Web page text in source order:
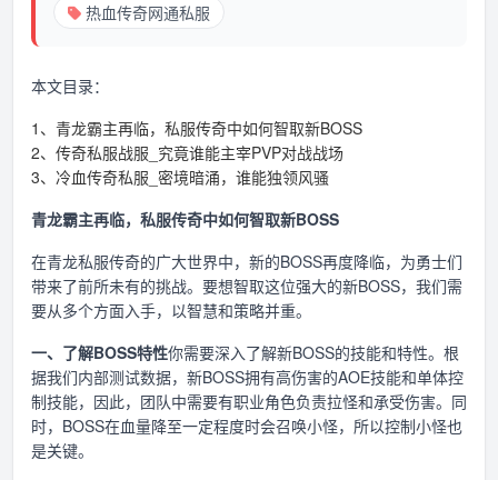
热血传奇网通私服
本文目录：
1、青龙霸主再临，私服传奇中如何智取新BOSS
2、传奇私服战服_究竟谁能主宰PVP对战战场
3、冷血传奇私服_密境暗涌，谁能独领风骚
青龙霸主再临，私服传奇中如何智取新BOSS
在青龙私服传奇的广大世界中，新的BOSS再度降临，为勇士们
带来了前所未有的挑战。要想智取这位强大的新BOSS，我们需
要从多个方面入手，以智慧和策略并重。
一、了解BOSS特性你需要深入了解新BOSS的技能和特性。根
据我们内部测试数据，新BOSS拥有高伤害的AOE技能和单体控
制技能，因此，团队中需要有职业角色负责拉怪和承受伤害。同
时，BOSS在血量降至一定程度时会召唤小怪，所以控制小怪也
是关键。